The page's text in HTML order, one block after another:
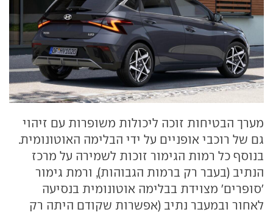
מערך הבטיחות זוכה ליכולות משופרות עם זיהוי
גם של רוכבי אופניים על ידי הבלימה האוטונומית.
בנוסף כל רמות הגימור זוכות לשמירה על מרכז
הנתיב (בעבר רק ברמות הגבוהות), ורמת גימור
'סופרים' מצוידת בבלימה אוטונומית בנסיעה
לאחור ובמעבר נתיב (אפשרות שקודם היתה רק